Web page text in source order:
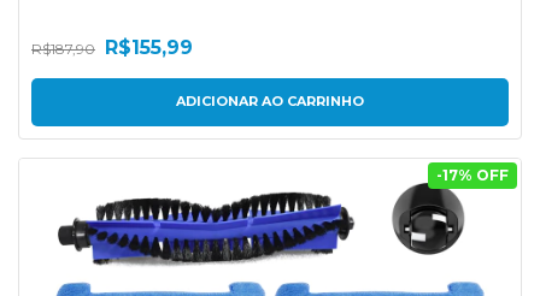
R$187,90 R$155,99
-17% OFF